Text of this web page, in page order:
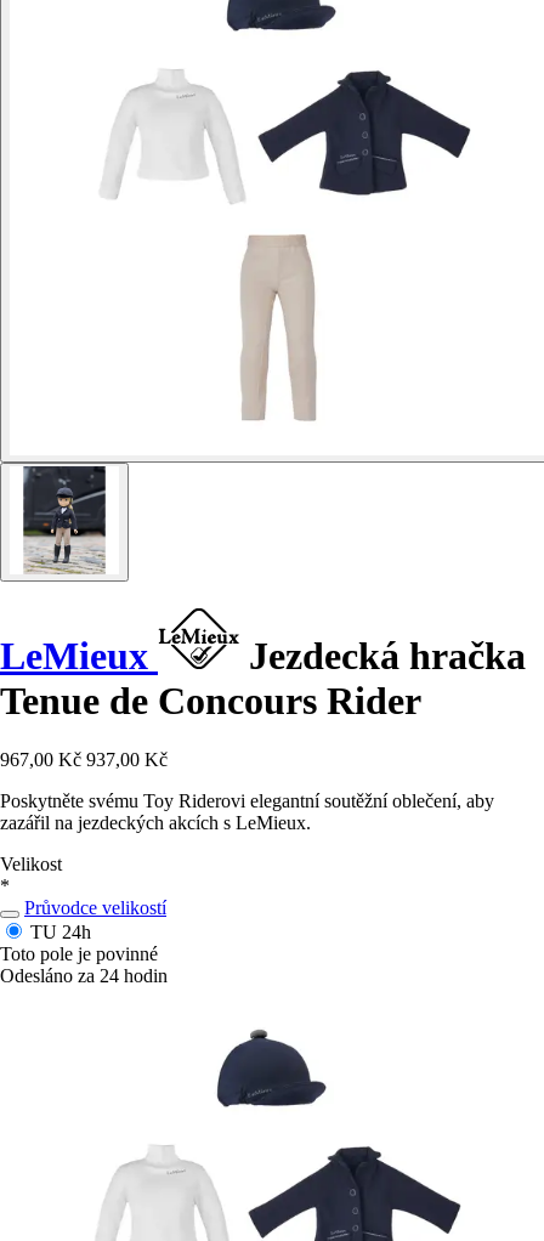
LeMieux
Jezdecká hračka
Tenue de Concours Rider
967,00 Kč 937,00 Kč
Poskytněte svému Toy Riderovi elegantní soutěžní oblečení, aby
zazářil na jezdeckých akcích s LeMieux.
Velikost
*
Průvodce velikostí
TU 24h
Toto pole je povinné
Odesláno za 24 hodin